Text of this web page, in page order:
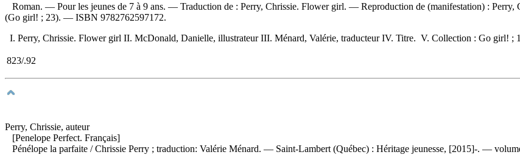
Roman. — Pour les jeunes de 7 à 9 ans. — Traduction de : Perry, Chrissie. Flower girl. — Reproduction de (manifestation) : Perry,
(Go girl! ; 23). — ISBN 9782762597172.
I. Perry, Chrissie. Flower girl II. McDonald, Danielle, illustrateur III. Ménard, Valérie, traducteur IV. Titre. V. Collection : Go girl! ; 1
823/.92
Perry, Chrissie, auteur
[Penelope Perfect. Français]
Pénélope la parfaite / Chrissie Perry ; traduction: Valérie Ménard. — Saint-Lambert (Québec) : Héritage jeunesse, [2015]-. —